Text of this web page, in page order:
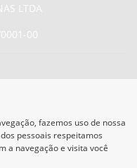
LTDA
00
fazemos uso de nossa
pessoais respeitamos
a navegação e visita você